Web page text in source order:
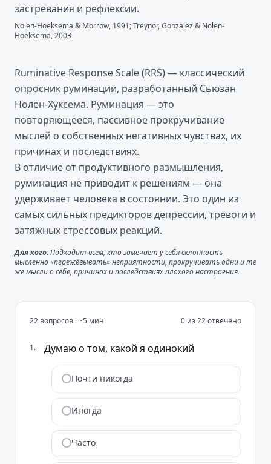
застревания и рефлексии.
Nolen-Hoeksema & Morrow, 1991; Treynor, Gonzalez & Nolen-
Hoeksema, 2003
Ruminative Response Scale (RRS) — классический
опросник руминации, разработанный Сьюзан
Нолен-Хуксема. Руминация — это
повторяющееся, пассивное прокручивание
мыслей о собственных негативных чувствах, их
причинах и последствиях.
В отличие от продуктивного размышления,
руминация не приводит к решениям — она
удерживает человека в состоянии. Это один из
самых сильных предикторов депрессии, тревоги и
затяжных стрессовых реакций.
Для кого:Подходит всем, кто замечает у себя склонность
мысленно «пережёвывать» неприятности, прокручивать одни и те
же мысли о себе, причинах и последствиях плохого настроения.
22 вопросов · ~5 мин 0 из22отвечено
1. Думаю о том, какой я одинокий
Почти никогда
Иногда
Часто